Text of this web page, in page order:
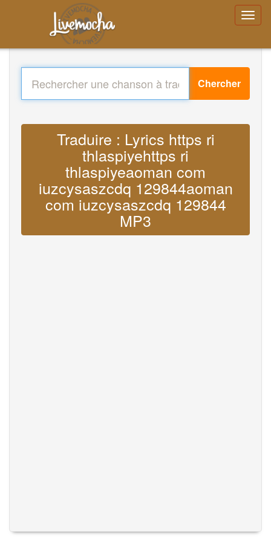
Chercher
Traduire : Lyrics https ri
thlaspiyehttps ri
thlaspiyeaoman com
iuzcysaszcdq 129844aoman
com iuzcysaszcdq 129844
MP3